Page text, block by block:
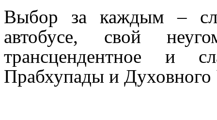
Выбор за каждым –
автобусе, свой
трансцендентное и
Прабхупады и Духовного